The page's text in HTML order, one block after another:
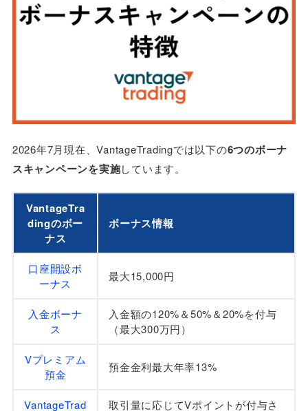
追加口座を開設した
VantageTradingでボーナスを獲得するときの注意点
プレミアム口座はボーナスの対象外
ボーナス自体は出金できない
ボーナスごとに出金条件がある
入金ボーナスは何回もらえる？
利益を出金したらボーナスはどうなる？
よう
2026年7月現在、VantageTradingでは以下の6つのボーナ
スキャンペーンを実施しています。
VantageTra
dingのボー
ナス
ボーナス情報
口座開設ボ
ーナス
最大15,000円
入金ボーナ
ス
入金額の120%＆50%＆20%を付与
（最大300万円）
Vプレミアム
預金
預金金利最大年率13%
VantageTrad 取引量に応じてVポイントが付与さ